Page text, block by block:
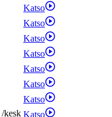
Katso
Katso
Katso
Katso
Katso
Katso
Katso
/kesk Katso